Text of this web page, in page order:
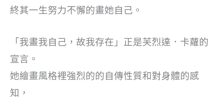
終其一生努力不懈的畫她自己。
「我畫我自己，故我存在」正是芙烈達．卡蘿的
宣言。
她繪畫風格裡強烈的的自傳性質和對身體的感
知，